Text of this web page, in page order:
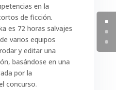
en la
de ficción.
es 72 horas salvajes
varios equipos
y editar una
basándose en una
por la
concurso.